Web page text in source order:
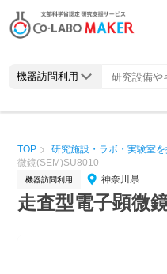
TOP 研究施設・ラボ・実験室
微鏡(SEM)SU8010
機器訪問利用
神奈川県
走査型電子顕微